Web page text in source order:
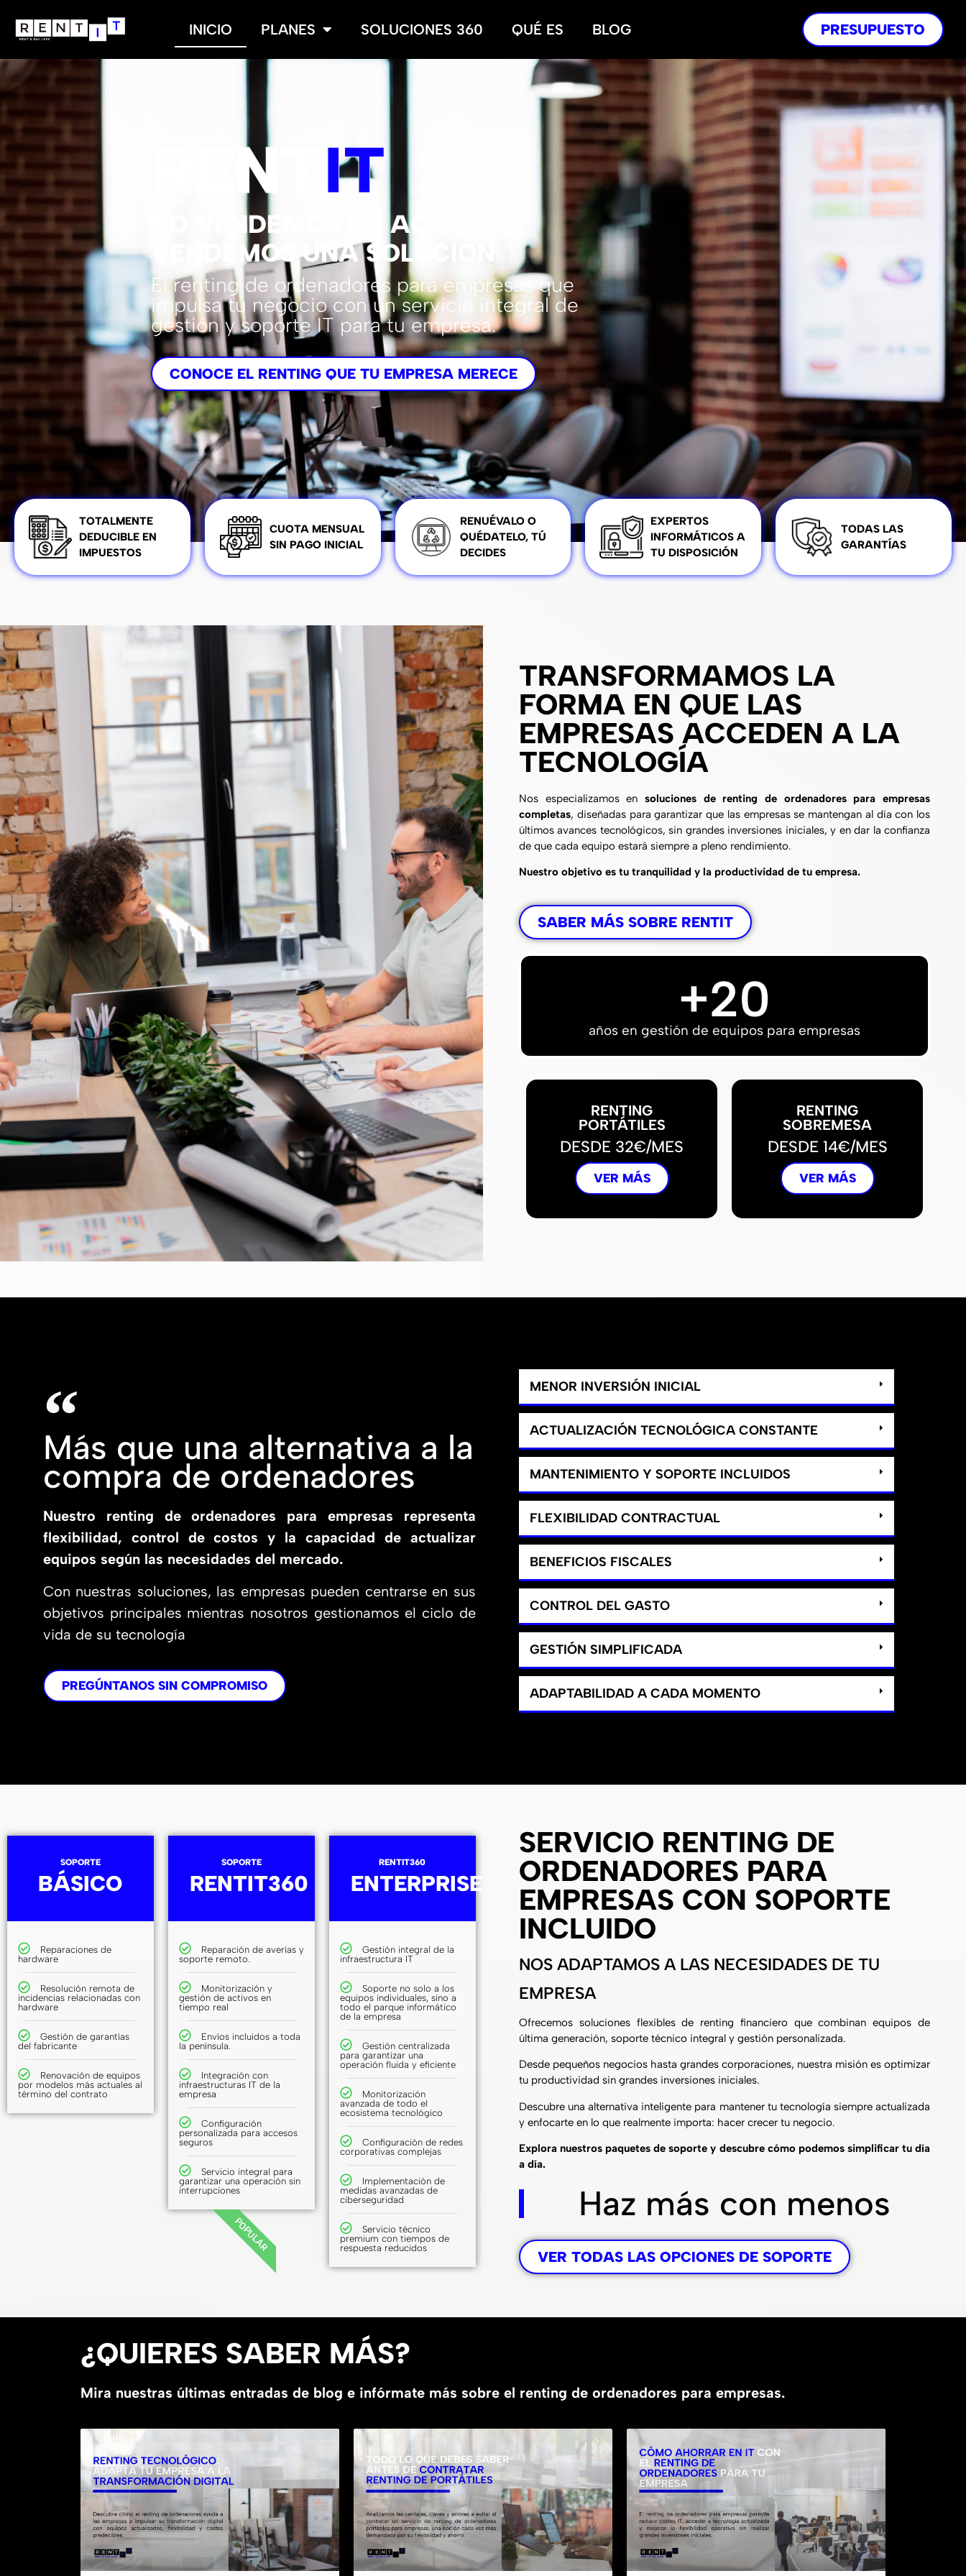
INICIO PLANES SOLUCIONES 360 QUÉ ES BLOG PRESUPUESTO
RENT IT
NO VENDEMOS UN ACTIVO,
VENDEMOS UNA SOLUCIÓN
El renting de ordenadores para empresas que
impulsa tu negocio con un servicio integral de
gestión y soporte IT para tu empresa.
CONOCE EL RENTING QUE TU EMPRESA MERECE
TOTALMENTE
DEDUCIBLE EN
IMPUESTOS
CUOTA MENSUAL
SIN PAGO INICIAL
RENUÉVALO O
QUÉDATELO, TÚ
DECIDES
EXPERTOS
INFORMÁTICOS A
TU DISPOSICIÓN
TODAS LAS
GARANTÍAS
TRANSFORMAMOS LA
FORMA EN QUE LAS
EMPRESAS ACCEDEN A LA
TECNOLOGÍA
Nos especializamos en soluciones de renting de ordenadores para empresas
completas, diseñadas para garantizar que las empresas se mantengan al día con los
últimos avances tecnológicos, sin grandes inversiones iniciales, y en dar la confianza
de que cada equipo estará siempre a pleno rendimiento.
Nuestro objetivo es tu tranquilidad y la productividad de tu empresa.
SABER MÁS SOBRE RENTIT
años en gestión de equipos para empresas
+20
RENTING
PORTÁTILES
DESDE 32€/MES
VER MÁS
RENTING
SOBREMESA
DESDE 14€/MES
VER MÁS
Más que una alternativa a la
compra de ordenadores
Nuestro renting de ordenadores para empresas representa
flexibilidad, control de costos y la capacidad de actualizar
equipos según las necesidades del mercado.
Con nuestras soluciones, las empresas pueden centrarse en sus
objetivos principales mientras nosotros gestionamos el ciclo de
vida de su tecnología
PREGÚNTANOS SIN COMPROMISO
MENOR INVERSIÓN INICIAL
ACTUALIZACIÓN TECNOLÓGICA CONSTANTE
MANTENIMIENTO Y SOPORTE INCLUIDOS
FLEXIBILIDAD CONTRACTUAL
BENEFICIOS FISCALES
CONTROL DEL GASTO
GESTIÓN SIMPLIFICADA
ADAPTABILIDAD A CADA MOMENTO
SOPORTE
BÁSICO
Reparaciones de
hardware
Resolución remota de
incidencias relacionadas con
hardware
Gestión de garantías
del fabricante
Renovación de equipos
por modelos más actuales al
término del contrato
SOPORTE
RENTIT360
Reparación de averías y
soporte remoto.
Monitorización y
gestión de activos en
tiempo real
Envíos incluidos a toda
la península.
Integración con
infraestructuras IT de la
empresa
Configuración
personalizada para accesos
seguros
Servicio integral para
garantizar una operación sin
interrupciones
POPULAR
RENTIT360
ENTERPRISE
Gestión integral de la
infraestructura IT
Soporte no solo a los
equipos individuales, sino a
todo el parque informático
de la empresa
Gestión centralizada
para garantizar una
operación fluida y eficiente
Monitorización
avanzada de todo el
ecosistema tecnológico
Configuración de redes
corporativas complejas
Implementación de
medidas avanzadas de
ciberseguridad
Servicio técnico
premium con tiempos de
respuesta reducidos
SERVICIO RENTING DE
ORDENADORES PARA
EMPRESAS CON SOPORTE
INCLUIDO
NOS ADAPTAMOS A LAS NECESIDADES DE TU
EMPRESA
Ofrecemos soluciones flexibles de renting financiero que combinan equipos de
última generación, soporte técnico integral y gestión personalizada.
Desde pequeños negocios hasta grandes corporaciones, nuestra misión es optimizar
tu productividad sin grandes inversiones iniciales.
Descubre una alternativa inteligente para mantener tu tecnología siempre actualizada
y enfocarte en lo que realmente importa: hacer crecer tu negocio.
Explora nuestros paquetes de soporte y descubre cómo podemos simplificar tu día
a día.
Haz más con menos
VER TODAS LAS OPCIONES DE SOPORTE
¿QUIERES SABER MÁS?
Mira nuestras últimas entradas de blog e infórmate más sobre el renting de ordenadores para empresas.